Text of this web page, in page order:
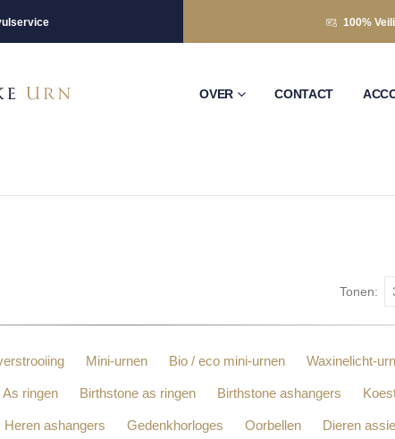
100%
OVER CONTACT
Tonen:
Mini-urnen Bio / eco mini-urnen Waxinelicht-
As ringen Birthstone as ringen Birthstone ashangers
Heren ashangers Gedenkhorloges Oorbellen Dieren